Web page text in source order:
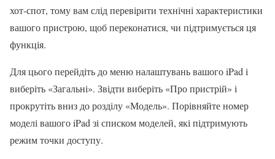
хот-спот, тому вам слід перевірити технічні характеристики
вашого пристрою, щоб переконатися, чи підтримується ця
функція.
Для цього перейдіть до меню налаштувань вашого iPad і
виберіть «Загальні». Звідти виберіть «Про пристрій» і
прокрутіть вниз до розділу «Модель». Порівняйте номер
моделі вашого iPad зі списком моделей, які підтримують
режим точки доступу.